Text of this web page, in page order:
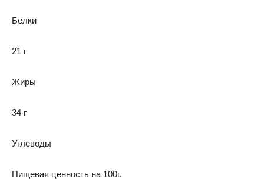
Белки
21 г
Жиры
34 г
Углеводы
Пищевая ценность на 100г.